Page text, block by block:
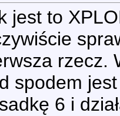
jest to
rzecz.
spodem
6 i